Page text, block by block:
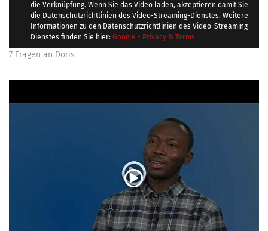
die Verknüpfung. Wenn Sie das Video laden, akzeptieren damit Sie
die Datenschutzrichtlinien des Video-Streaming-Dienstes. Weitere
Informationen zu den Datenschutzrichtlinien des Video-Streaming-
Dienstes finden Sie hier: Google - Privacy & Terms
7 Fragen an Doris